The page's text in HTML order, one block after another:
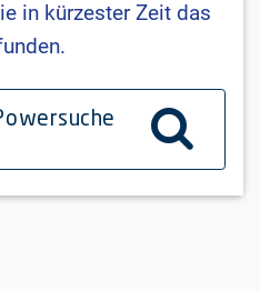
in kürzester Zeit das